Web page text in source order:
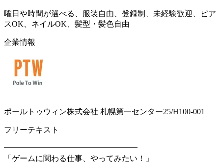
曜日や時間が選べる、服装自由、登録制、未経験歓迎、ピア
スOK、ネイルOK、髪型・髪色自由
企業情報
ポールトゥウィン株式会社 札幌第一センター25/H100-001
フリーテキスト
━━━━━━━━━━━━━━━━━
「ゲームに関わる仕事、やってみたい！」